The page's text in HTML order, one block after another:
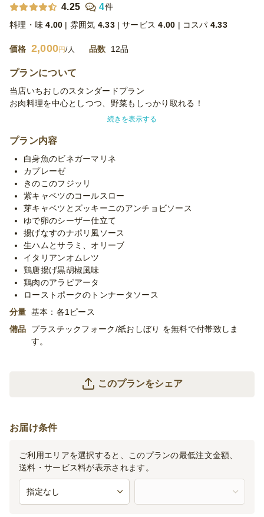
4.25 4件
料理・味 4.00 雰囲気 4.33 サービス 4.00 コスパ 4.33
価格 2,000円/人 品数 12品
プランについて
当店いちおしのスタンダードプラン
お肉料理を中心としつつ、野菜もしっかり取れる！
パーティー会場を華やかに彩ります！
※基本的には同じお料理毎を容器に入れてお届けいたします。ご
注文の人数に応じて端数が出た場合は、１つのお皿に複数のお料
理を組み合わせての盛り付けとなります。
※使い捨て容器でお届けするデリバリープランです。設置・配
膳・撤収等のサービスはついておりません。
※「10卓に配置」などお客様ご指定の数の卓に配置する場合、
追加容器代金をいただいたり、容器が変更になる場合がございま
す。
※季節毎の仕入れによりメニューが変わる場合がございます。
※プランに記載のあるメニュー以外もご対応が可能です。お気軽
に御相談ください。
続きを表示する
プラン内容
白身魚のビネガーマリネ
カプレーゼ
きのこのフジッリ
紫キャベツのコールスロー
芽キャベツとズッキーニのアンチョビソース
ゆで卵のシーザー仕立て
揚げなすのナポリ風ソース
生ハムとサラミ、オリーブ
イタリアンオムレツ
鶏唐揚げ黒胡椒風味
鶏肉のアラビアータ
ローストポークのトンナータソース
分量 基本：各1ピース
備品
プラスチックフォーク/紙おしぼり を無料で付帯致しま
す。
このプランをシェア
お届け条件
ご利用エリアを選択すると、このプランの最低注文金額、
送料・サービス料が表示されます。